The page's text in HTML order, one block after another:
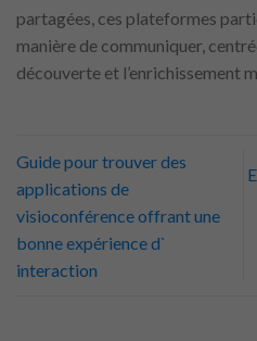
partagées, ces plateformes
manière de communiquer,
découverte et l’enrichissement
Guide pour trouver des
applications de
visioconférence offrant une
bonne expérience d`
interaction